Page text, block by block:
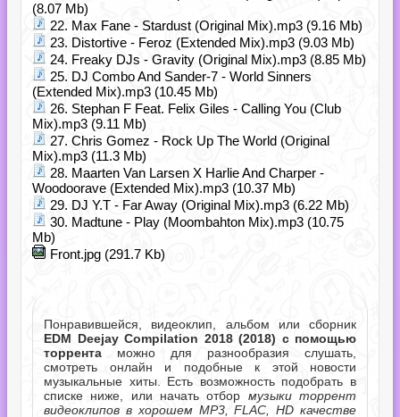
(8.07 Mb)
22. Max Fane - Stardust (Original Mix).mp3 (9.16 Mb)
23. Distortive - Feroz (Extended Mix).mp3 (9.03 Mb)
24. Freaky DJs - Gravity (Original Mix).mp3 (8.85 Mb)
25. DJ Combo And Sander-7 - World Sinners
(Extended Mix).mp3 (10.45 Mb)
26. Stephan F Feat. Felix Giles - Calling You (Club
Mix).mp3 (9.11 Mb)
27. Chris Gomez - Rock Up The World (Original
Mix).mp3 (11.3 Mb)
28. Maarten Van Larsen X Harlie And Charper -
Woodoorave (Extended Mix).mp3 (10.37 Mb)
29. DJ Y.T - Far Away (Original Mix).mp3 (6.22 Mb)
30. Madtune - Play (Moombahton Mix).mp3 (10.75
Mb)
Front.jpg (291.7 Kb)
Понравившейся, видеоклип, альбом или сборник
EDM Deejay Compilation 2018 (2018) с помощью
торрента можно для разнообразия слушать,
смотреть онлайн и подобные к этой новости
музыкальные хиты. Есть возможность подобрать в
списке ниже, или начать отбор музыки торрент
видеоклипов в хорошем MP3, FLAC, HD качестве